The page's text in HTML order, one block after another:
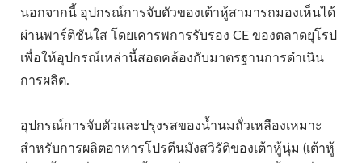
นอกจากนี้ อุปกรณ์การจับตัวของเต้าหู้สามารถมองเห็นได้
ผ่านพาร์ติชันใส โดยเคารพการรับรอง CE ของตลาดยุโรป
เพื่อให้อุปกรณ์เหล่านี้สอดคล้องกับมาตรฐานการดำเนิน
การผลิต.
อุปกรณ์การจับตัวและปรุงรสของน้ำนมถั่วเหลืองเหมาะ
สำหรับการผลิตอาหารโปรตีนมังสวิรัติของเต้าหู้นุ่ม (เต้าหู้